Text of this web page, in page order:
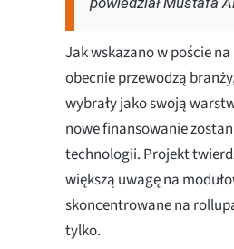
Jak wskazano w poście
obecnie przewodzą
wybrały jako swoją
nowe finansowanie
technologii. Projekt
większą uwagę na
skoncentrowane na
tylko.